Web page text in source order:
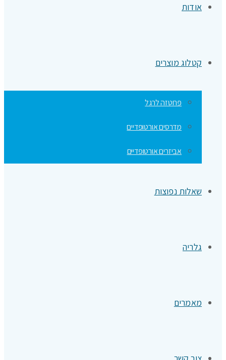
אודות
קטלוג מוצרים
פרוטזה לרגל
מדרסים אורטופדיים
אביזרים אורטופדיים
שאלות נפוצות
גלריה
מאמרים